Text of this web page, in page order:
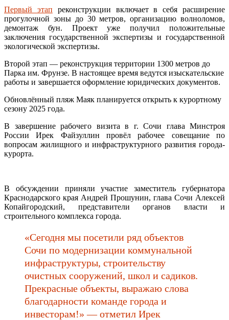
Первый этап реконструкции включает в себя расширение
прогулочной зоны до 30 метров, организацию волноломов,
демонтаж бун. Проект уже получил положительные
заключения государственной экспертизы и государственной‌
экологической‌ экспертизы.
Второй этап — реконструкция территории 1300 метров до
Парка им. Фрунзе. В настоящее время ведутся изыскательские
работы и завершается оформление юридических документов.
Обновлённый пляж Маяк планируется открыть к курортному
сезону 2025 года.
В завершение рабочего визита в г. Сочи глава Минстроя
России Ирек Файзуллин провёл рабочее совещание по
вопросам жилищного и инфраструктурного развития города-
курорта.
В обсуждении приняли участие заместитель губернатора
Краснодарского края Андрей Прошунин, глава Сочи Алексей
Копайгородский, представители органов власти и
строительного комплекса города.
«Сегодня мы посетили ряд объектов
Сочи по модернизации коммунальной
инфраструктуры, строительству
очистных сооружений, школ и садиков.
Прекрасные объекты, выражаю слова
благодарности команде города и
инвесторам!» — отметил Ирек